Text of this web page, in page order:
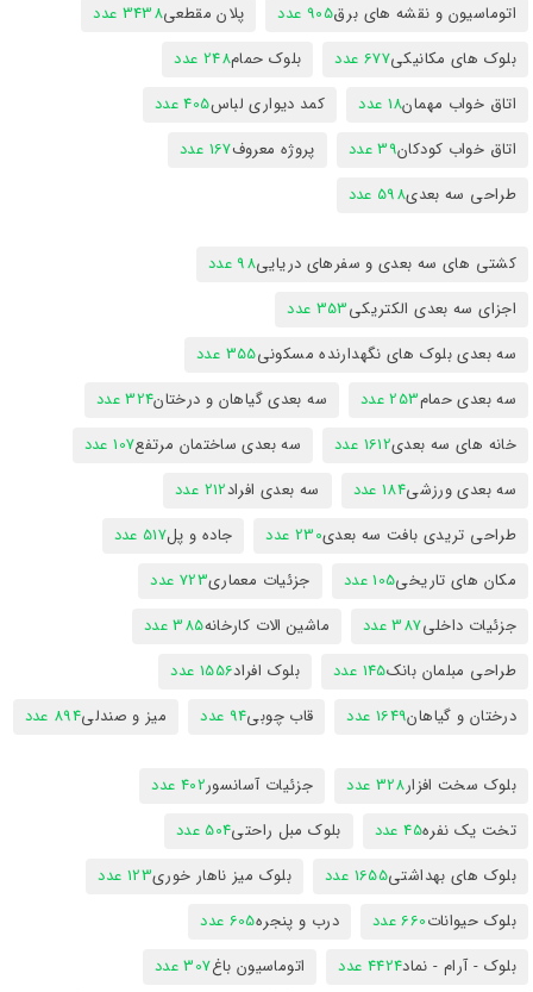
اتوماسیون و نقشه های برق905 عدد پلان مقطعی3438 عدد
بلوک های مکانیکی677 عدد بلوک حمام248 عدد
اتاق خواب مهمان18 عدد کمد دیواری لباس405 عدد
اتاق خواب کودکان39 عدد پروژه معروف167 عدد
طراحی سه بعدی598 عدد
کشتی های سه بعدی و سفرهای دریایی98 عدد
اجزای سه بعدی الکتریکی353 عدد
سه بعدی بلوک های نگهدارنده مسکونی355 عدد
سه بعدی حمام253 عدد سه بعدی گیاهان و درختان324 عدد
خانه های سه بعدی1612 عدد سه بعدی ساختمان مرتفع107 عدد
سه بعدی ورزشی184 عدد سه بعدی افراد212 عدد
طراحی تریدی بافت سه بعدی230 عدد جاده و پل517 عدد
مکان های تاریخی105 عدد جزئیات معماری723 عدد
جزئیات داخلی387 عدد ماشین الات کارخانه385 عدد
طراحی مبلمان بانک145 عدد بلوک افراد1556 عدد
درختان و گیاهان1649 عدد قاب چوبی94 عدد میز و صندلی894 عدد
بلوک سخت افزار328 عدد جزئیات آسانسور402 عدد
تخت یک نفره45 عدد بلوک مبل راحتی504 عدد
بلوک های بهداشتی1655 عدد بلوک میز ناهار خوری123 عدد
بلوک حیوانات660 عدد درب و پنجره605 عدد
بلوک - آرام - نماد4424 عدد اتوماسیون باغ307 عدد